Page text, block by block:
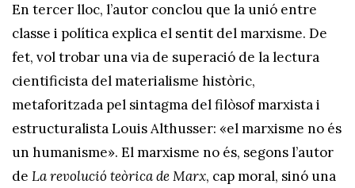
En tercer lloc, l’autor conclou que la unió entre
classe i política explica el sentit del marxisme. De
fet, vol trobar una via de superació de la lectura
cientificista del materialisme històric,
metaforitzada pel sintagma del filòsof marxista i
estructuralista Louis Althusser: «el marxisme no és
un humanisme». El marxisme no és, segons l’autor
de La revolució teòrica de Marx, cap moral, sinó una